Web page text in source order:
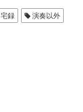
宅録
演奏以外